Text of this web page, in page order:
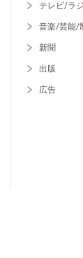
テレビ/ラ
音楽/芸能/
新聞
出版
広告